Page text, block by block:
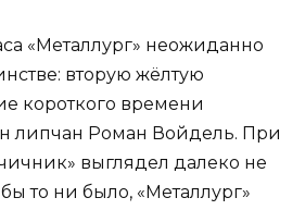
«Металлург» неожиданно
вторую жёлтую
короткого времени
липчан Роман Войдель. При
выглядел далеко не
то ни было, «Металлург»